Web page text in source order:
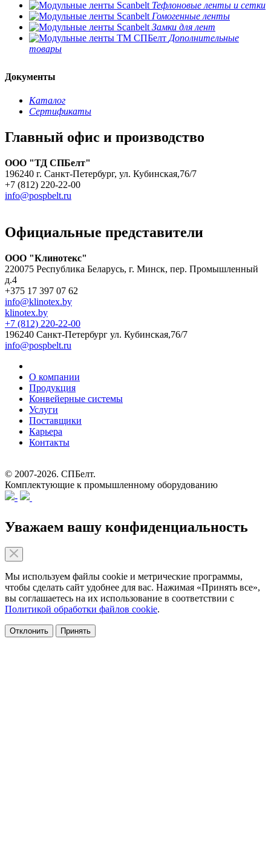
Тефлоновые ленты и сетки
Гомогенные ленты
Замки для лент
Дополнительные
товары
Документы
Каталог
Сертификаты
Главный офис и производство
ООО "ТД СПБелт"
196240 г. Санкт-Петербург, ул. Кубинская,76/7
+7 (812) 220-22-00
info@pospbelt.ru
Официальные представители
ООО "Клинотекс"
220075 Республика Беларусь, г. Минск, пер. Промышленный
д.4
+375 17 397 07 62
info@klinotex.by
klinotex.by
+7 (812) 220-22-00
196240 Санкт-Петербург ул. Кубинская,76/7
info@pospbelt.ru
О компании
Продукция
Конвейерные системы
Услуги
Поставщики
Карьера
Контакты
© 2007-2026. СПБелт.
Комплектующие к промышленному оборудованию
Уважаем вашу конфиденциальность
Мы используем файлы cookie и метрические программы,
чтобы сделать сайт удобнее для вас. Нажимая «Принять все»,
вы соглашаетесь на их использование в соответствии с
Политикой обработки файлов cookie.
Отклонить Принять